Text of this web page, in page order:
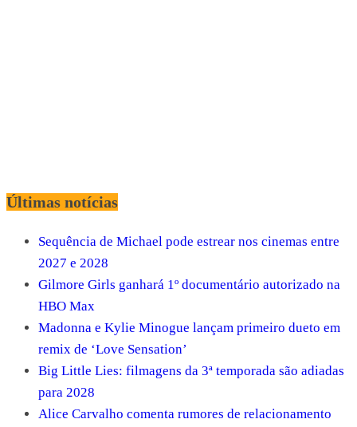
Últimas notícias
Sequência de Michael pode estrear nos cinemas entre
2027 e 2028
Gilmore Girls ganhará 1º documentário autorizado na
HBO Max
Madonna e Kylie Minogue lançam primeiro dueto em
remix de ‘Love Sensation’
Big Little Lies: filmagens da 3ª temporada são adiadas
para 2028
Alice Carvalho comenta rumores de relacionamento